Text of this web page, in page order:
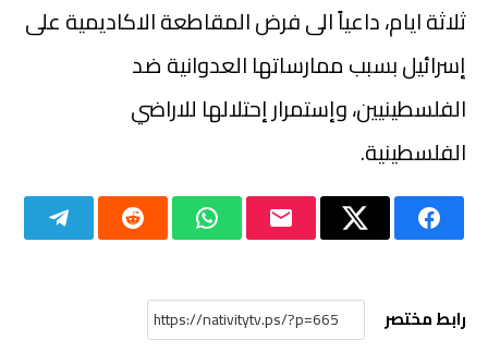
ثلاثة ايام، داعياً الى فرض المقاطعة الاكاديمية على
إسرائيل بسبب ممارساتها العدوانية ضد
الفلسطينيين، وإستمرار إحتلالها للاراضي
الفلسطينية.
رابط مختصر